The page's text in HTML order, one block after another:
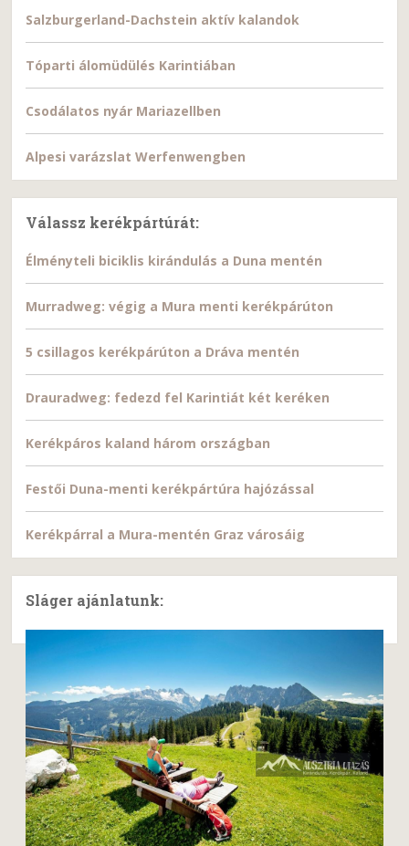
Salzburgerland-Dachstein aktív kalandok
Tóparti álomüdülés Karintiában
Csodálatos nyár Mariazellben
Alpesi varázslat Werfenwengben
Válassz kerékpártúrát:
Élményteli biciklis kirándulás a Duna mentén
Murradweg: végig a Mura menti kerékpárúton
5 csillagos kerékpárúton a Dráva mentén
Drauradweg: fedezd fel Karintiát két keréken
Kerékpáros kaland három országban
Festői Duna-menti kerékpártúra hajózással
Kerékpárral a Mura-mentén Graz városáig
Sláger ajánlatunk: